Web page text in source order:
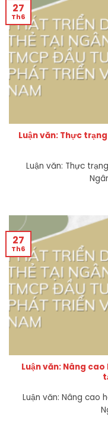
Luận văn: Thực
Luận văn: Thực
27
Th6
Luận văn: Nâng
Luận văn: Nâng cao
27
Th6